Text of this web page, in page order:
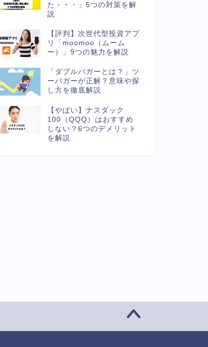
た・・・」5つの対策を解
説
【評判】次世代型投資アプ
リ「moomoo（ムーム
ー）」9つの魅力を解説
「ダブルバガーとは？」ツ
ーバガーが正解？意味や探
し方を徹底解説
【やばい】ナスダック
100（QQQ）はおすすめ
しない？6つのデメリット
を解説